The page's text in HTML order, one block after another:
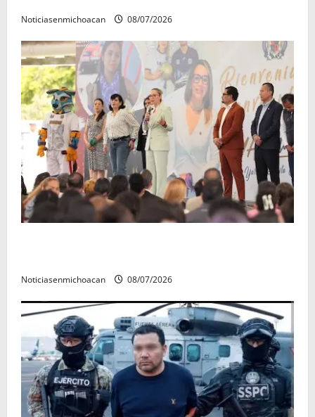
Noticiasenmichoacan 08/07/2026
Noticiasenmichoacan 08/07/2026